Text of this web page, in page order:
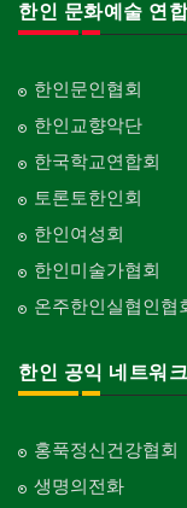
한인 문화예술 연합
한인문인협회
한인교향악단
한국학교연합회
토론토한인회
한인여성회
한인미술가협회
온주한인실협인협
한인 공익 네트워크
홍푹정신건강협회
생명의전화